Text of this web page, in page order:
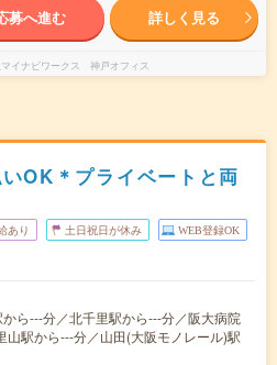
募へ進む 詳しく見る
イナビワークス 神戸オフィス
OK＊プライベートと両
あり 土日祝日が休み WEB登録OK
ら---分／北千里駅から---分／阪大病院
山駅から---分／山田(大阪モノレール)駅